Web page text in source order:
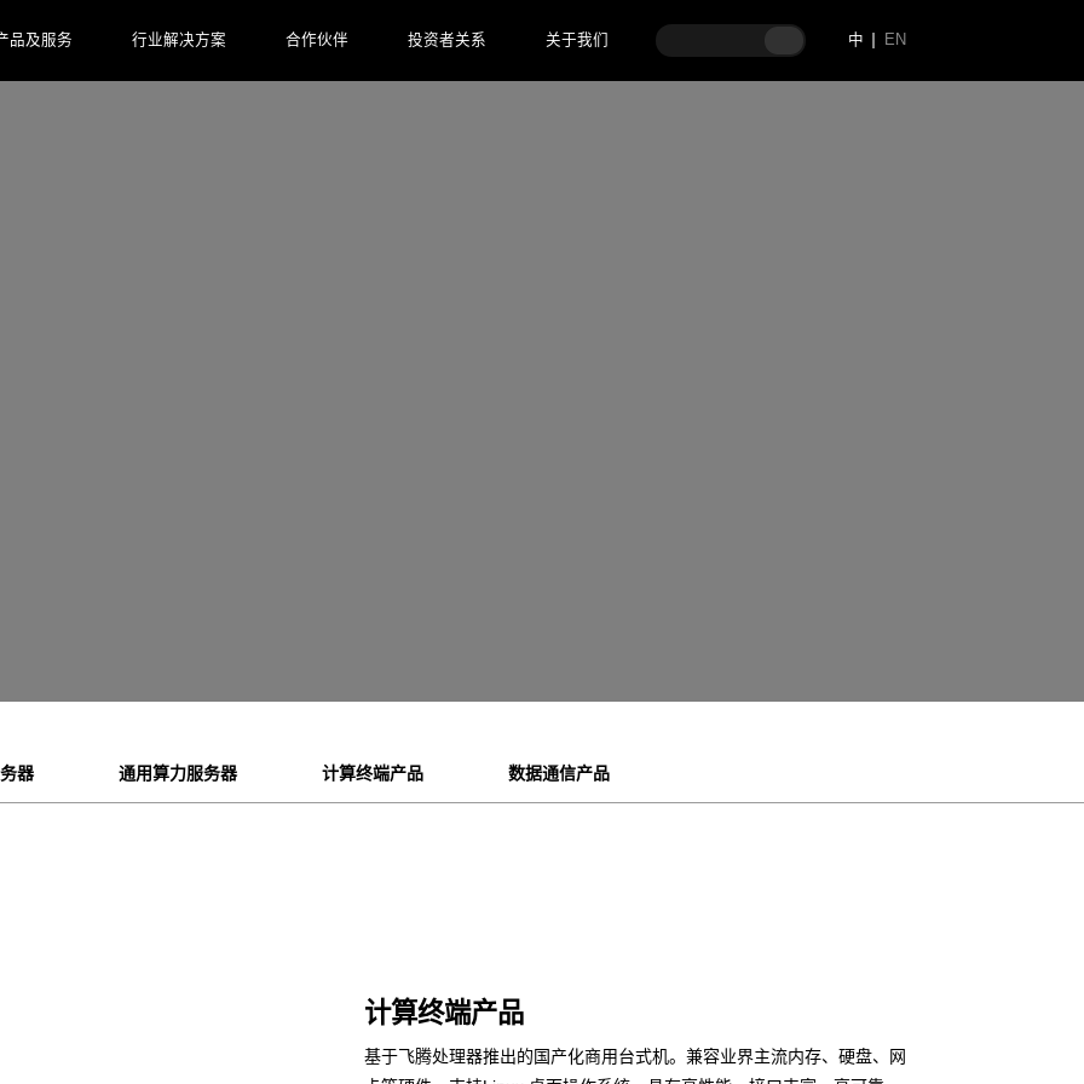
品及服务 行业解决方案 合作伙伴 投资者关系 关于我们 中 EN
器 通用算力服务器 计算终端产品 数据通信产品
计算终端产品
基于飞腾处理器推出的国产化商用台式机。兼容业界主流内存、硬盘、网